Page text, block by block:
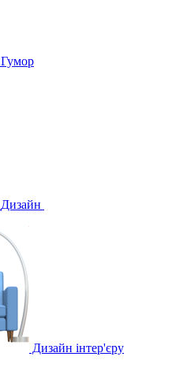
Гумор
Дизайн
Дизайн інтер'єру